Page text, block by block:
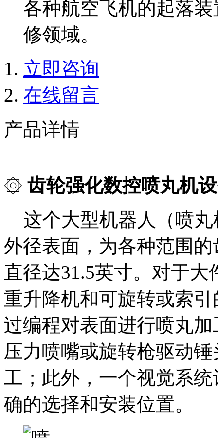
各种航空飞机的起落
修领域。
立即咨询
在线留言
产品详情
۞ 齿轮强化数控喷丸机
这个大型机器人（喷
外径表面，为各种范围
直径达31.5英寸。对于
重升降机和可旋转或索
过编程对表面进行喷丸
压力喷嘴或旋转枪驱动
工；此外，一个视觉系
确的选择和安装位置。